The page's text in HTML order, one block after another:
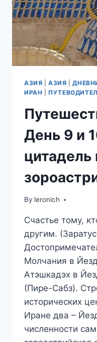
АЗИЯ |АЗИЯ |
ИРАН
День 9 и
цитадель
By leronich
Счастье тому,
другим.
Молчания в
Атэшкадэх в
(Пире-Сабз).
исторических
Иране два –
численности